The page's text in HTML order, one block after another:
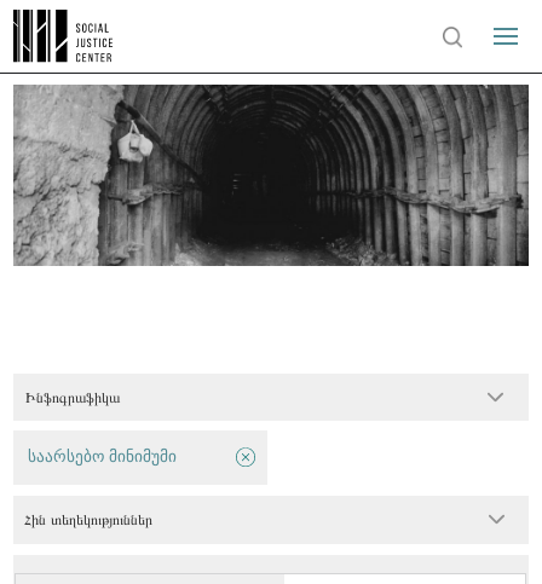
Ինֆոգրաֆիկա
საარსებო მინიმუმი
Հին տեղեկություններ